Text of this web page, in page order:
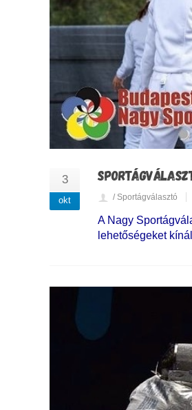
3
okt / Sportágválasztó
A Nagy
lehetőségeket